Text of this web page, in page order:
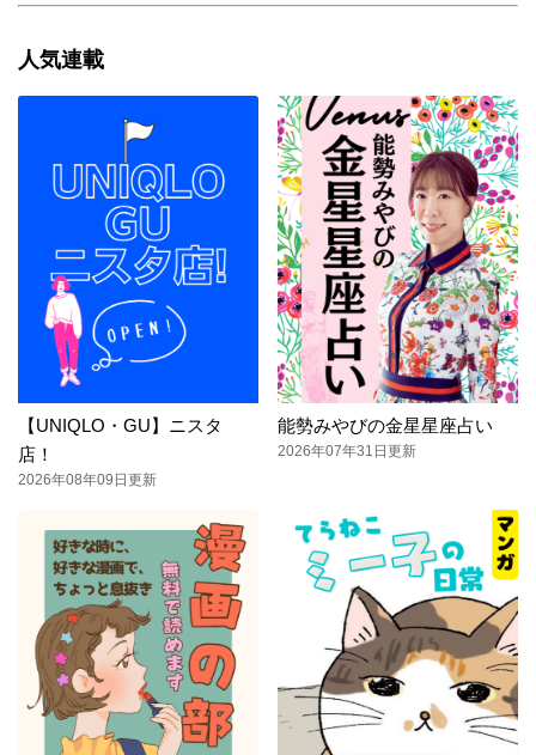
人気連載
【UNIQLO・GU】ニスタ
店！
2026年08年09日更新
能勢みやびの金星星座占い
2026年07年31日更新